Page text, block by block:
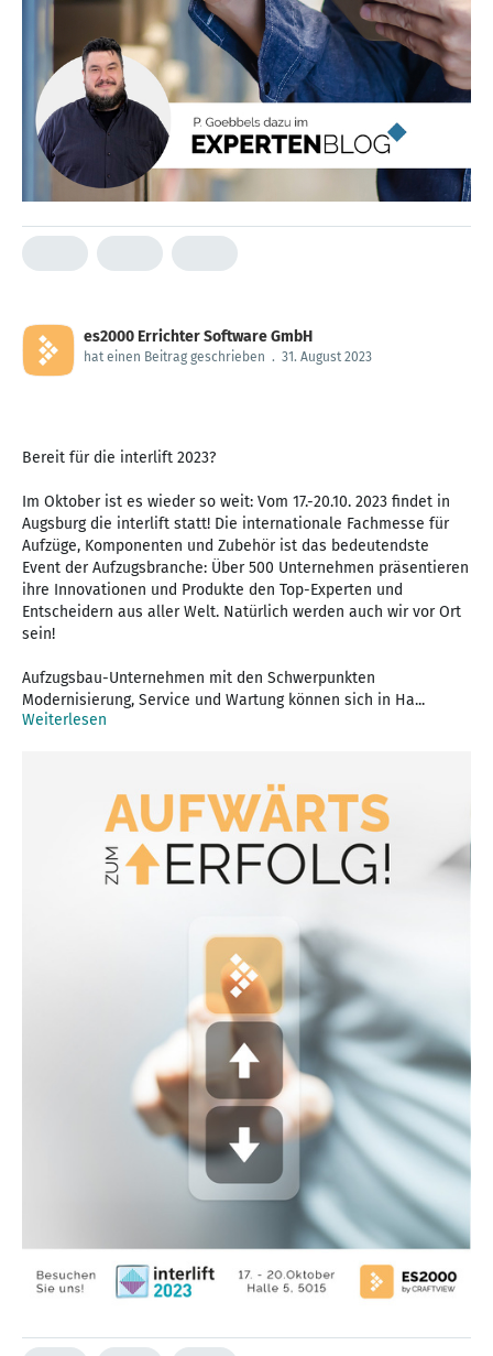
es2000 Errichter Software GmbH
hat einen Beitrag geschrieben . 31. August 2023
Bereit für die interlift 2023?
Im Oktober ist es wieder so weit: Vom 17.-20.10. 2023 findet in
Augsburg die interlift statt! Die internationale Fachmesse für
Aufzüge, Komponenten und Zubehör ist das bedeutendste
Event der Aufzugsbranche: Über 500 Unternehmen präsentieren
ihre Innovationen und Produkte den Top-Experten und
Entscheidern aus aller Welt. Natürlich werden auch wir vor Ort
sein!
Aufzugsbau-Unternehmen mit den Schwerpunkten
Modernisierung, Service und Wartung können sich in Ha...
Weiterlesen